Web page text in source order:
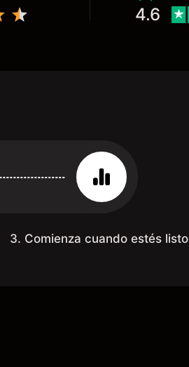
4.6
3. Comienza cuando estés listo